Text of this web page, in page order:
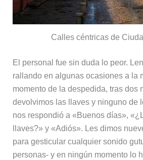
Calles céntricas de
El personal fue sin duda lo peor.
rallando en algunas ocasiones a la
momento de la despedida, tras dos
devolvimos las llaves y ninguno de
nos respondió a «Buenos días»,
llaves?» y «Adiós». Les dimos
para gesticular cualquier sonido
personas- y en ningún momento lo